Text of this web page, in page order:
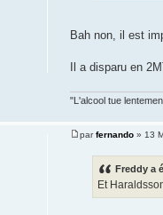
Bah non, il est
Il a disparu en
"L'alcool tue
parfernando» 13
Freddy a
Et